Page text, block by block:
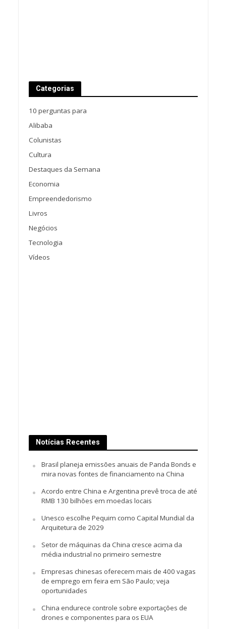
Categorias
10 perguntas para
Alibaba
Colunistas
Cultura
Destaques da Semana
Economia
Empreendedorismo
Livros
Negócios
Tecnologia
Vídeos
Notícias Recentes
Brasil planeja emissões anuais de Panda Bonds e
mira novas fontes de financiamento na China
Acordo entre China e Argentina prevê troca de até
RMB 130 bilhões em moedas locais
Unesco escolhe Pequim como Capital Mundial da
Arquitetura de 2029
Setor de máquinas da China cresce acima da
média industrial no primeiro semestre
Empresas chinesas oferecem mais de 400 vagas
de emprego em feira em São Paulo; veja
oportunidades
China endurece controle sobre exportações de
drones e componentes para os EUA